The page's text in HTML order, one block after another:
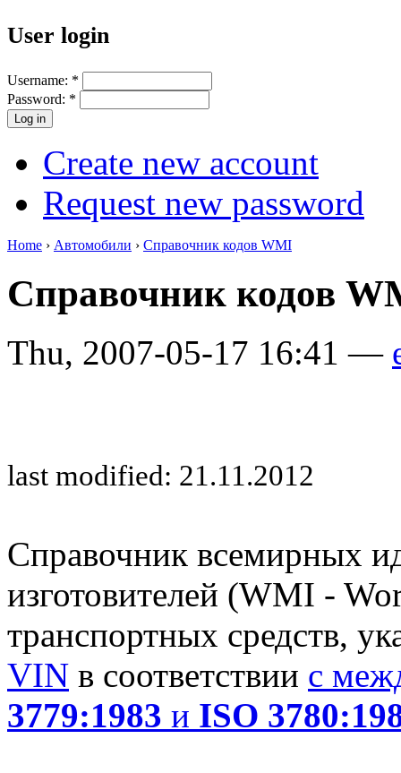
User login
Username: *
Password: *
Create new account
Request new password
Home › Автомобили › Справочник кодов WMI
Справочник кодов
Thu, 2007-05-17 16:41 —
last modified: 21.11.2012
Справочник всемирных
изготовителей (WMI -
транспортных средств,
VIN в соответствии с
3779:1983 и ISO